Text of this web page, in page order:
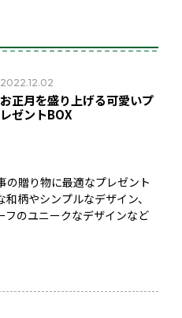
2022.12.02
お正月を盛り上げる可愛いプ
レゼントBOX
の贈り物に最適なプレゼント
柄やシンプルなデザイン、
フのユニークなデザインなど